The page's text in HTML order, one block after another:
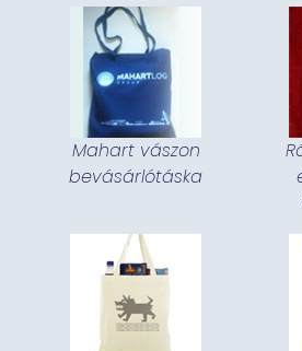
Mahart vászon
bevásárlótáska